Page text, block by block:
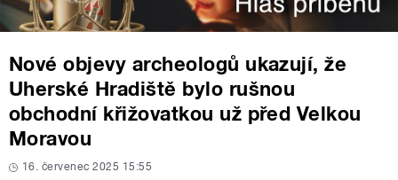
Nové objevy archeologů ukazují, že
Uherské Hradiště bylo rušnou
obchodní křižovatkou už před Velkou
Moravou
16. červenec 2025 15:55